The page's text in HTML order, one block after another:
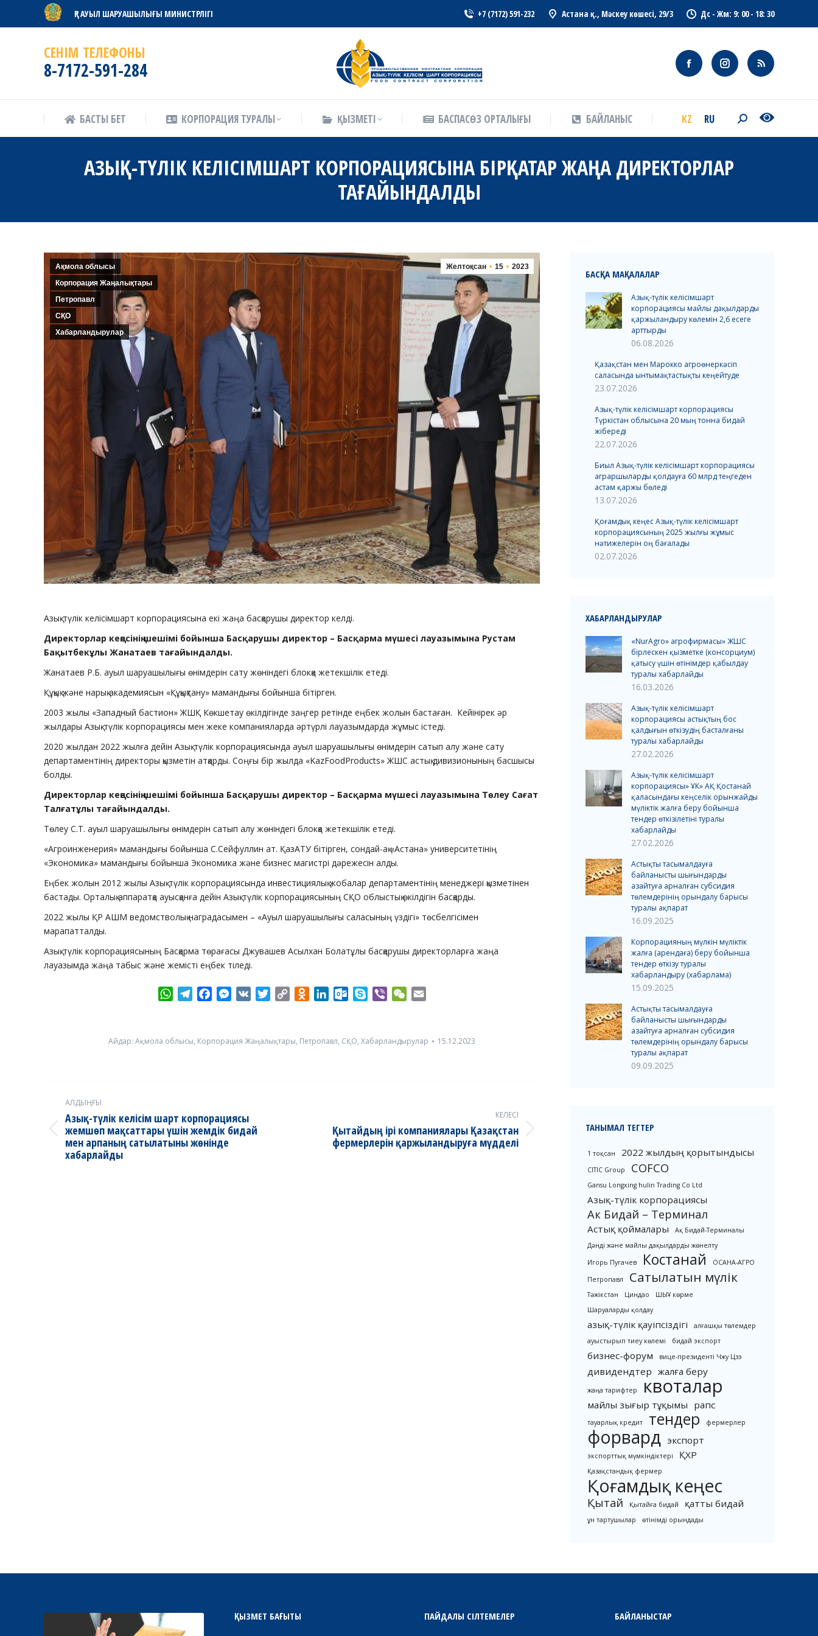
ҚР АУЫЛ ШАРУАШЫЛЫҒЫ МИНИСТРЛІГІ +7 (7172) 591-232 Астана қ., Мәскеу көшесі, 29/3 Дс - Жм: 9: 00 - 18: 30
СЕНІМ ТЕЛЕФОНЫ
8-7172-591-284
БАСТЫ БЕТ КОРПОРАЦИЯ ТУРАЛЫ ҚЫЗМЕТІ БАСПАСӨЗ ОРТАЛЫҒЫ БАЙЛАНЫС KZ RU Search:
АЗЫҚ-ТҮЛІК КЕЛІСІМШАРТ КОРПОРАЦИЯСЫНА БІРҚАТАР ЖАҢА ДИРЕКТОРЛАР
ТАҒАЙЫНДАЛДЫ
Желтоқсан 15 2023
Ақмола облысы
Корпорация Жаңалықтары
Петропавл
СҚО
Хабарландырулар
Азық-түлік келісімшарт корпорациясына екі жаңа басқарушы директор келді.
Директорлар кеңесінің шешімі бойынша Басқарушы директор – Басқарма мүшесі лауазымына Рустам
Бақытбекұлы Жанатаев тағайындалды.
Жанатаев Р.Б. ауыл шаруашылығы өнімдерін сату жөніндегі блокқа жетекшілік етеді.
Құқық және нарық академиясын «Құқықтану» мамандығы бойынша бітірген.
2003 жылы «Западный бастион» ЖШҚ Көкшетау өкілдігінде заңгер ретінде еңбек жолын бастаған. Кейінірек әр
жылдары Азық-түлік корпорациясы мен жеке компанияларда әртүрлі лауазымдарда жұмыс істеді.
2020 жылдан 2022 жылға дейін Азық-түлік корпорациясында ауыл шаруашылығы өнімдерін сатып алу және сату
департаментінің директоры қызметін атқарды. Соңғы бір жылда «KazFoodProducts» ЖШС астық дивизионының басшысы
болды.
Директорлар кеңесінің шешімі бойынша Басқарушы директор – Басқарма мүшесі лауазымына Төлеу Сағат
Талғатұлы тағайындалды.
Төлеу С.Т. ауыл шаруашылығы өнімдерін сатып алу жөніндегі блокқа жетекшілік етеді.
«Агроинженерия» мамандығы бойынша С.Сейфуллин ат. ҚазАТУ бітірген, сондай-ақ «Астана» университетінің
«Экономика» мамандығы бойынша Экономика және бизнес магистрі дәрежесін алды.
Еңбек жолын 2012 жылы Азық-түлік корпорациясында инвестициялық жобалар департаментінің менеджері қызметінен
бастады. Орталық аппаратқа ауысқанға дейін Азық-түлік корпорациясының СҚО облыстық өкілдігін басқарды.
2022 жылы ҚР АШМ ведомстволық наградасымен – «Ауыл шаруашылығы саласының үздігі» төсбелгісімен
марапатталды.
Азық-түлік корпорациясының Басқарма төрағасы Джувашев Асылхан Болатұлы басқарушы директорларға жаңа
лауазымда жаңа табыс және жемісті еңбек тіледі.
WhatsApp
TelegramFacebookMessenger
VK Twitter
Copy
Odnoklassniki
LinkedInOutlook.com
SkypeViber WeChat
Айдар: Ақмола облысы, Корпорация Жаңалықтары, Петропавл, СҚО, Хабарландырулар 15.12.2023
navigation
АЛДЫҢҒЫ
Previous
post:
Азық-түлік келісім шарт корпорациясы
жемшөп мақсаттары үшін жемдік бидай
мен арпаның сатылатыны жөнінде
хабарлайды
КЕЛЕСІ
Қытайдың ірі компаниялары Қазақстан
фермерлерін қаржыландыруға мүдделі
БАСҚА МАҚАЛАЛАР
Азық-түлік келісімшарт
корпорациясы майлы дақылдарды
қаржыландыру көлемін 2,6 есеге
арттырды
06.08.2026
Қазақстан мен Марокко агроөнеркәсіп
саласында ынтымақтастықты кеңейтуде
23.07.2026
Азық-түлік келісімшарт корпорациясы
Түркістан облысына 20 мың тонна бидай
жібереді
22.07.2026
Биыл Азық-түлік келісімшарт корпорациясы
аграршыларды қолдауға 60 млрд теңгеден
астам қаржы бөледі
13.07.2026
Қоғамдық кеңес Азық-түлік келісімшарт
корпорациясының 2025 жылғы жұмыс
нәтижелерін оң бағалады
02.07.2026
ХАБАРЛАНДЫРУЛАР
«NurAgro» агрофирмасы» ЖШС
бірлескен қызметке (консорциум)
қатысу үшін өтінімдер қабылдау
туралы хабарлайды
16.03.2026
Азық-түлік келісімшарт
корпорациясы астықтың бос
қалдығын өткізудің басталғаны
туралы хабарлайды
27.02.2026
Азық-түлік келісімшарт
корпорациясы» ҰК» АҚ Қостанай
қаласындағы кеңселік орынжайды
мүліктік жалға беру бойынша
тендер өткізілетіні туралы
хабарлайды
27.02.2026
Астықты тасымалдауға
байланысты шығындарды
азайтуға арналған субсидия
төлемдерінің орындалу барысы
туралы ақпарат
16.09.2025
Корпорацияның мүлкін мүліктік
жалға (арендаға) беру бойынша
тендер өткізу туралы
хабарландыру (хабарлама)
15.09.2025
Астықты тасымалдауға
байланысты шығындарды
азайтуға арналған субсидия
төлемдерінің орындалу барысы
туралы ақпарат
09.09.2025
ТАНЫМАЛ ТЕГТЕР
1 тоқсан 2022 жылдың қорытындысы
CITIC Group COFCO
Gansu Longxing hulin Trading Co Ltd
Азық-түлік корпорациясы
Ак Бидай – Терминал
Астық қоймалары
Ақ Бидай-Терминалы
Дәнді және майлы дақылдарды жөнелту
Игорь Пугачев
Костанай
ОСАНА-АГРО
Петропавл
Сатылатын мүлік
Тәжікстан Циндао
ШЫҰ көрме
Шаруаларды қолдау
азық-түлік қауіпсіздігі
алғашқы төлемдер
ауыстырып тиеу көлемі
бидай экспорт
бизнес-форум вице-президенті Чжу Цзэ
дивидендтер жалға беру
жаңа тарифтер квоталар
майлы зығыр тұқымы рапс
тауарлық кредит тендер фермерлер
форвард экспорт
экспорттық мүмкіндіктері ҚХР
Қазақстандық фермер
Қоғамдық кеңес
Қытай Қытайға бидай қатты бидай
ұн тартушылар өтінімді орындады
ҚЫЗМЕТ БАҒЫТЫ ПАЙДАЛЫ СІЛТЕМЕЛЕР БАЙЛАНЫСТАР
БАСТЫ БЕТ КОРПОРАЦИЯ ТУРАЛЫ БАСПАСӨЗ ОРТАЛЫҒЫ БАЙЛАНЫС KZ RU Search: